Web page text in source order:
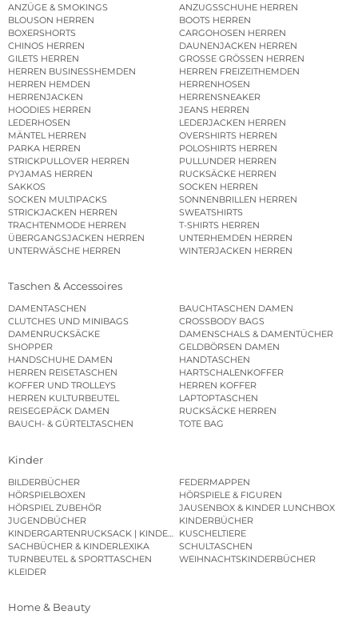
ANZÜGE & SMOKINGS
ANZUGSSCHUHE HERREN
BLOUSON HERREN
BOOTS HERREN
BOXERSHORTS
CARGOHOSEN HERREN
CHINOS HERREN
DAUNENJACKEN HERREN
GILETS HERREN
GROSSE GRÖSSEN HERREN
HERREN BUSINESSHEMDEN
HERREN FREIZEITHEMDEN
HERREN HEMDEN
HERRENHOSEN
HERRENJACKEN
HERRENSNEAKER
HOODIES HERREN
JEANS HERREN
LEDERHOSEN
LEDERJACKEN HERREN
MÄNTEL HERREN
OVERSHIRTS HERREN
PARKA HERREN
POLOSHIRTS HERREN
STRICKPULLOVER HERREN
PULLUNDER HERREN
PYJAMAS HERREN
RUCKSÄCKE HERREN
SAKKOS
SOCKEN HERREN
SOCKEN MULTIPACKS
SONNENBRILLEN HERREN
STRICKJACKEN HERREN
SWEATSHIRTS
TRACHTENMODE HERREN
T-SHIRTS HERREN
ÜBERGANGSJACKEN HERREN
UNTERHEMDEN HERREN
UNTERWÄSCHE HERREN
WINTERJACKEN HERREN
Taschen & Accessoires
DAMENTASCHEN
BAUCHTASCHEN DAMEN
CLUTCHES UND MINIBAGS
CROSSBODY BAGS
DAMENRUCKSÄCKE
DAMENSCHALS & DAMENTÜCHER
SHOPPER
GELDBÖRSEN DAMEN
HANDSCHUHE DAMEN
HANDTASCHEN
HERREN REISETASCHEN
HARTSCHALENKOFFER
KOFFER UND TROLLEYS
HERREN KOFFER
HERREN KULTURBEUTEL
LAPTOPTASCHEN
REISEGEPÄCK DAMEN
RUCKSÄCKE HERREN
BAUCH- & GÜRTELTASCHEN
TOTE BAG
Kinder
BILDERBÜCHER
FEDERMAPPEN
HÖRSPIELBOXEN
HÖRSPIELE & FIGUREN
HÖRSPIEL ZUBEHÖR
JAUSENBOX & KINDER LUNCHBOX
JUGENDBÜCHER
KINDERBÜCHER
KINDERGARTENRUCKSACK | KINDERGARTENBEUTEL
KUSCHELTIERE
SACHBÜCHER & KINDERLEXIKA
SCHULTASCHEN
TURNBEUTEL & SPORTTASCHEN
WEIHNACHTSKINDERBÜCHER
KLEIDER
Home & Beauty